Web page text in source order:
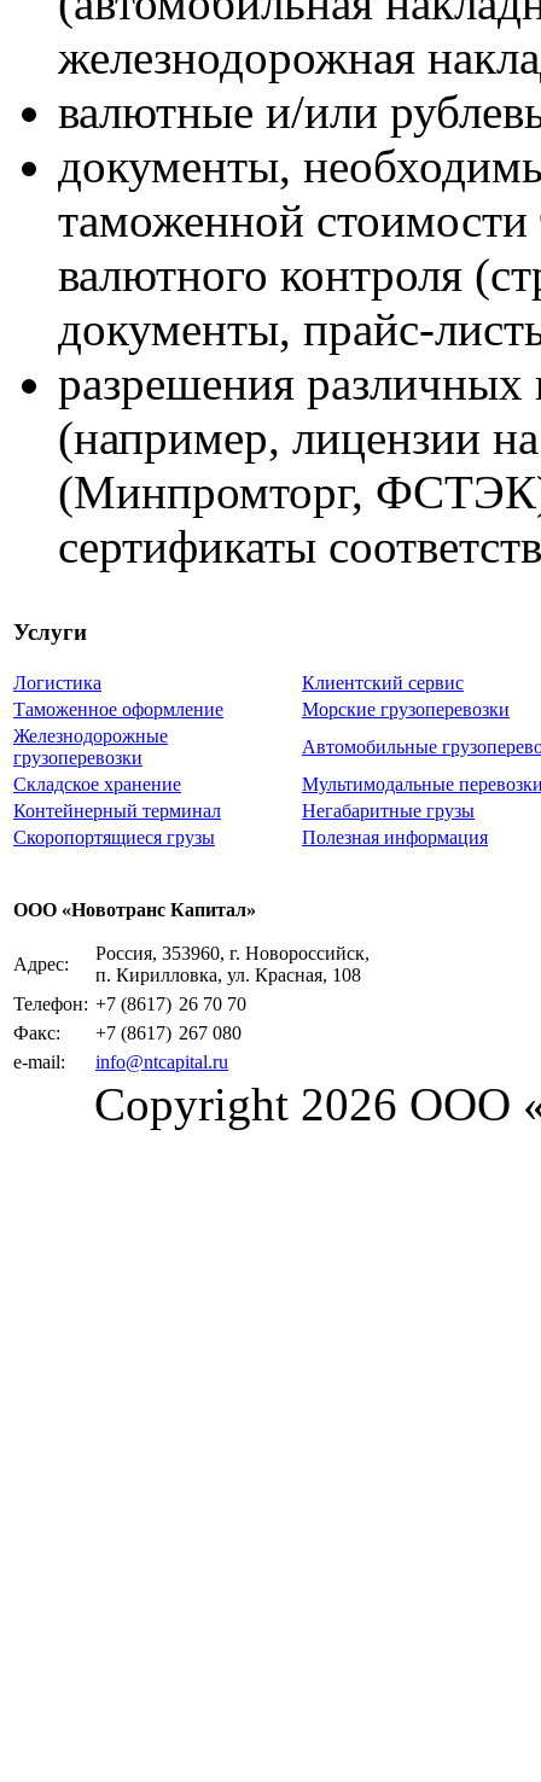
железнодорожная
валютные и/или
документы,
таможенной
валютного контроля
документы, прайс-
разрешения различных
(например, лицензии
(Минпромторг, ФСТЭК),
сертификаты
Услуги
Логистика
Клиентский сервис
Таможенное оформление
Морские грузоперевозки
Железнодорожные
грузоперевозки
Автомобильные
Складское хранение
Мультимодальные
Контейнерный терминал
Негабаритные грузы
Скоропортящиеся грузы
Полезная информация
ООО «Новотранс Капитал»
Адрес:
Россия, 353960, г. Новороссийск,
п. Кирилловка, ул. Красная, 108
Телефон: +7 (8617) 26 70 70
Факс:
+7 (8617) 267 080
e-mail:
info@ntcapital.ru
Copyright 2026 ООО